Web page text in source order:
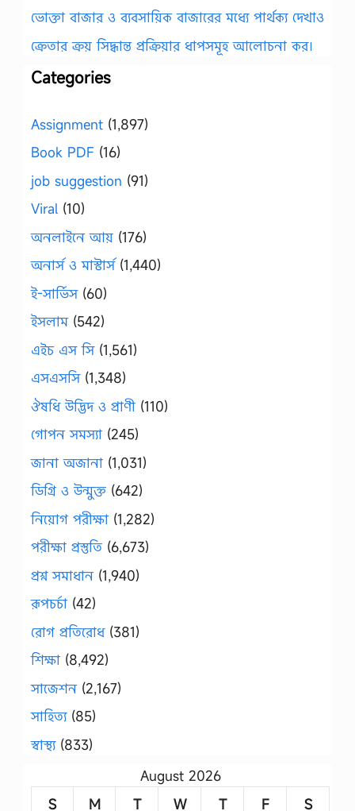
ভোক্তা বাজার ও ব্যবসায়িক বাজারের মধ্যে পার্থক্য দেখাও
ক্রেতার ক্রয় সিদ্ধান্ত প্রক্রিয়ার ধাপসমূহ আলোচনা কর।
Categories
Assignment (1,897)
Book PDF (16)
job suggestion (91)
Viral (10)
অনলাইনে আয় (176)
অনার্স ও মাস্টার্স(1,440)
ই-সার্ভিস(60)
ইসলাম(542)
এইচ এস সি(1,561)
এসএসসি(1,348)
ঔষধি উদ্ভিদ ও প্রাণী (110)
গোপন সমস্যা (245)
জানা অজানা (1,031)
ডিগ্রি ও উন্মুক্ত (642)
নিয়োগ পরীক্ষা (1,282)
পরীক্ষা প্রস্তুতি (6,673)
প্রশ্ন সমাধান (1,940)
রূপচর্চা (42)
রোগ প্রতিরোধ(381)
শিক্ষা (8,492)
সাজেশন (2,167)
সাহিত্য(85)
স্বাস্থ্য(833)
August 2026
S
M T W T F S